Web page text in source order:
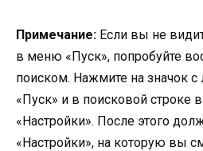
Примечание: Если вы не
в меню «Пуск», попробуйте
поиском. Нажмите на значок
«Пуск» и в поисковой строке
«Настройки». После этого
«Настройки», на которую вы